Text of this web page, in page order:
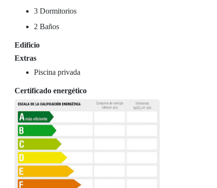
3 Dormitorios
2 Baños
Edificio
Extras
Piscina privada
Certificado energético